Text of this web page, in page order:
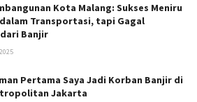
Kota Malang: Sukses Meniru
Transportasi, tapi Gagal
Banjir
Pertama Saya Jadi Korban Banjir di
Jakarta